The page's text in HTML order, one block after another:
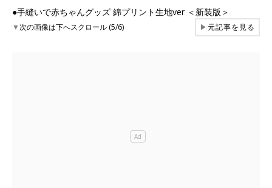
●手縫いで赤ちゃんグッズ 綿プリント生地ver ＜新装版＞
▼次の画像は下へスクロール (5/6) ▶元記事を見る